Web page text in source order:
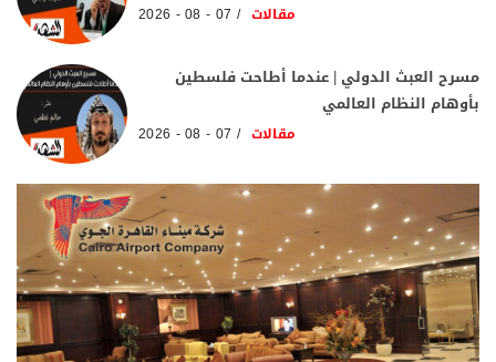
مقالات 07 - 08 - 2026
مسرح العبث الدولي | عندما أطاحت فلسطين
بأوهام النظام العالمي
مقالات 07 - 08 - 2026